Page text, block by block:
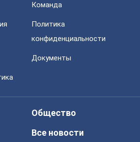
Команда
Политика
конфиденциальности
Документы
Общество
Все новости